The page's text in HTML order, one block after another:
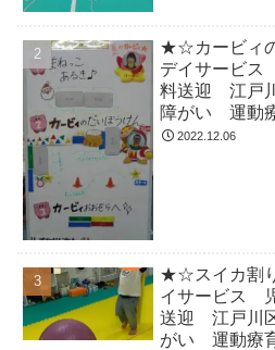
★☆カービィ
デイサービ
料送迎 江
障がい 運
ADHD 自閉症
2022.12.06
★☆スイカ割
イサービス
送迎 江戸
がい 運動